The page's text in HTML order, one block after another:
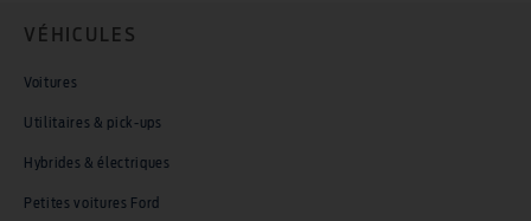
VÉHICULES
Voitures
Utilitaires & pick-ups
Hybrides & électriques
Petites voitures Ford